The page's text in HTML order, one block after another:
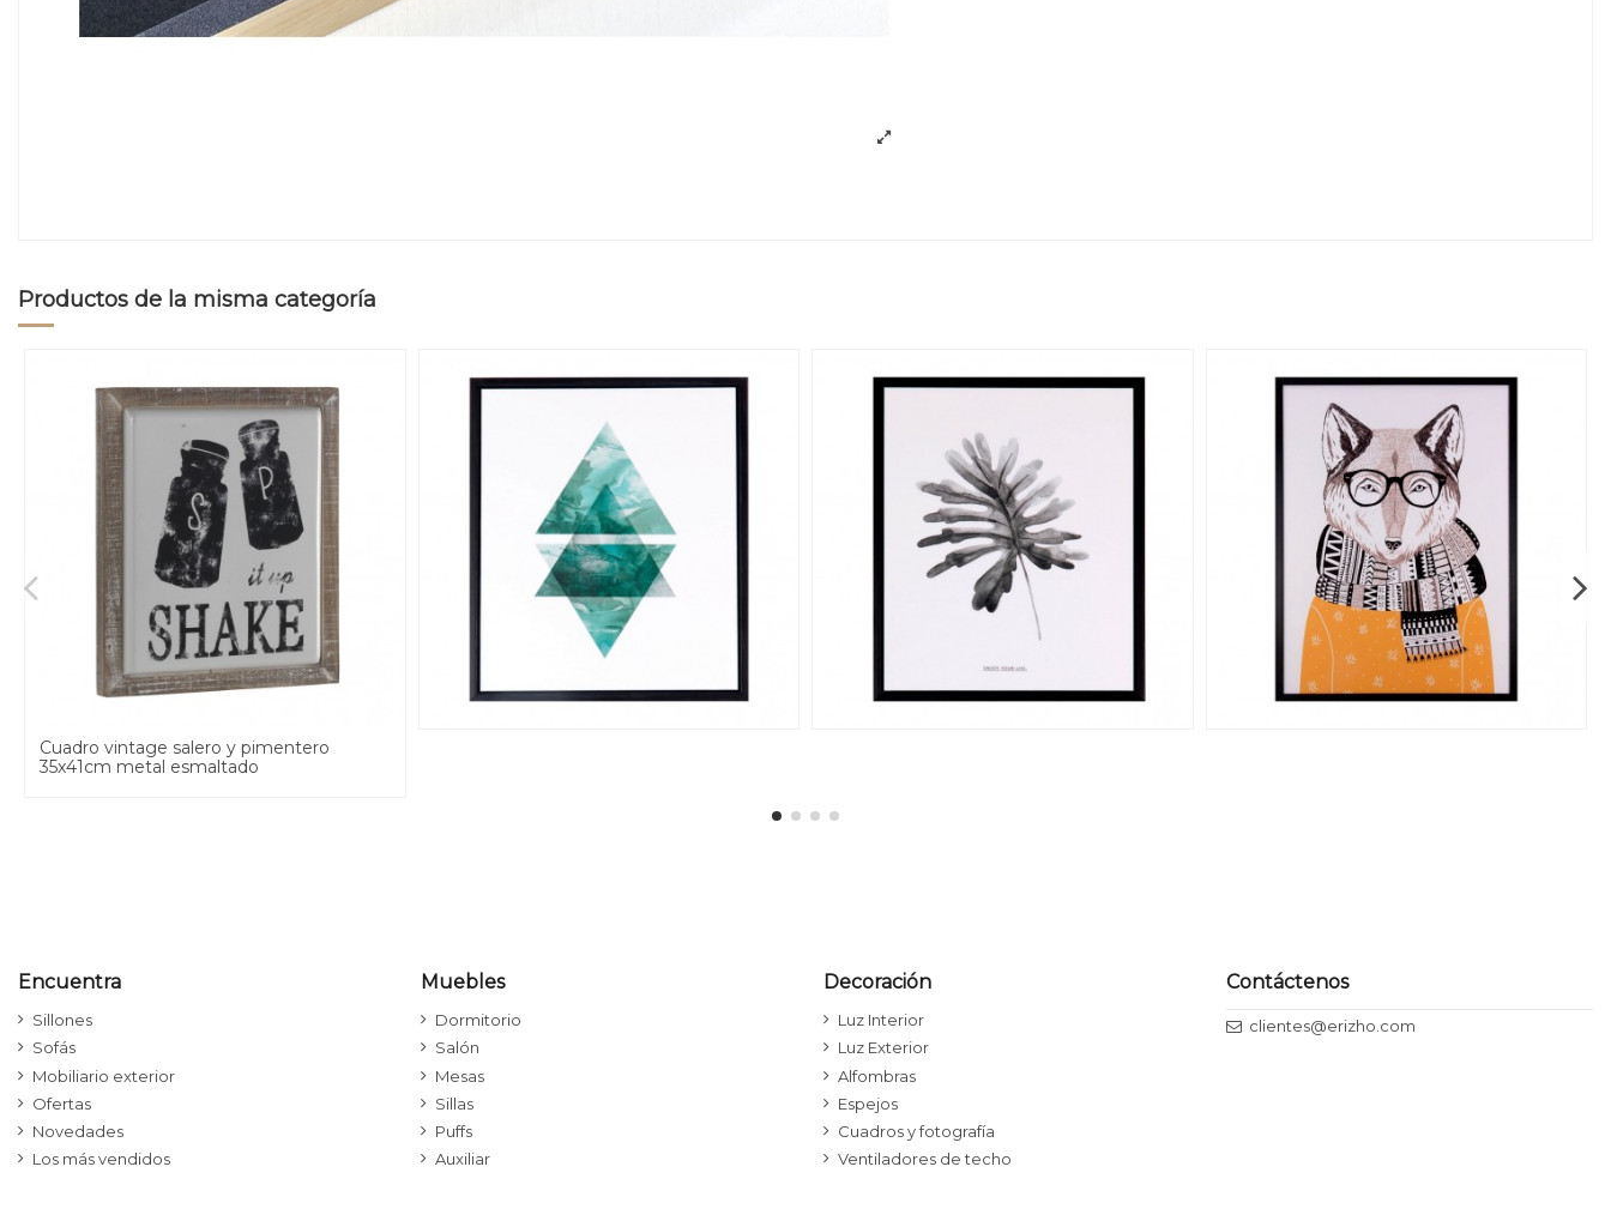
Productos de la misma categoría
Cuadro vintage salero y pimentero
35x41cm metal esmaltado
Encuentra
Sillones
Sofás
Mobiliario exterior
Ofertas
Novedades
Los más vendidos
Muebles
Dormitorio
Salón
Mesas
Sillas
Puffs
Auxiliar
Decoración
Luz Interior
Luz Exterior
Alfombras
Espejos
Cuadros y fotografía
Ventiladores de techo
Contáctenos
clientes@erizho.com